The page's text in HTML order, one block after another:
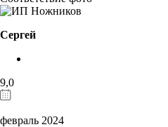
Сергей
9,0
февраль 2024